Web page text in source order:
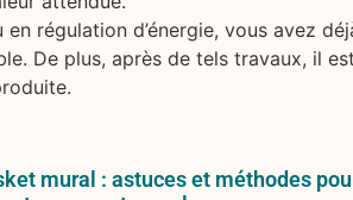
régulation d’énergie, vous avez
De plus, après de tels travaux, il
mural : astuces et méthodes